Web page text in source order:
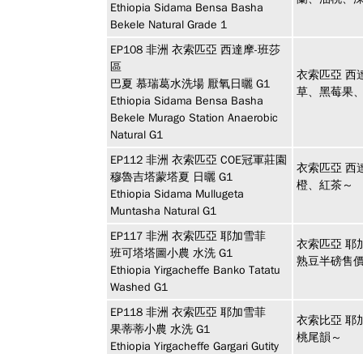
Ethiopia Sidama Bensa Basha
Bekele Natural Grade 1
EP108 非洲 衣索匹亞 西達摩-班莎
區
巴夏 慕瑞葛水洗場 厭氧日曬 G1
Ethiopia Sidama Bensa Basha
Bekele Murago Station Anaerobic
Natural G1
衣索匹亞 西
草、黑莓果
EP112 非洲 衣索匹亞 COE冠軍莊園
穆魯吉塔蒙塔夏 日曬 G1
Ethiopia Sidama Mullugeta
Muntasha Natural G1
衣索匹亞 西
橙、紅茶～
EP117 非洲 衣索匹亞 耶加雪菲
班可塔塔圖小農 水洗 G1
Ethiopia Yirgacheffe Banko Tatatu
Washed G1
衣索匹亞 耶
熟豆半磅售
EP118 非洲 衣索匹亞 耶加雪菲
果蒂蒂小農 水洗 G1
Ethiopia Yirgacheffe Gargari Gutity
衣索比亞 耶
桃尾韻～